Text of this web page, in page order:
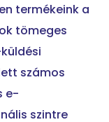
termékeink a
tömeges
számos
e-
szintre